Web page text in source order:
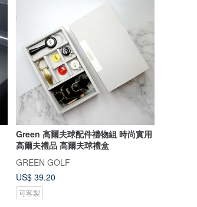
Green 高爾夫球配件禮物組 時尚實用
高爾夫禮品 高爾夫球禮盒
GREEN GOLF
US$ 39.20
可客製